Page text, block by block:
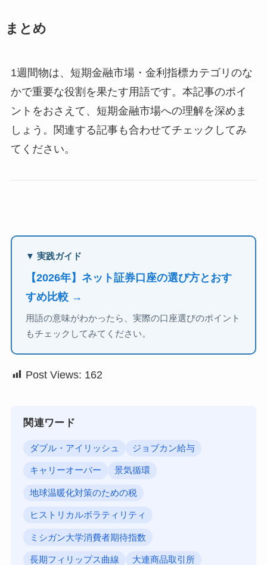
まとめ
1週間物は、短期金融市場・金利指標カテゴリのな
かで重要な役割を果たす用語です。本記事のポイ
ントをおさえて、短期金融市場への理解を深めま
しょう。関連する記事も合わせてチェックしてみ
てください。
▼ 実践ガイド
【2026年】ネット証券口座の選び方とおす
すめ比較 →
用語の意味がわかったら、実際の口座選びのポイント
もチェックしてみてください。
Post Views: 162
関連ワード
ダブル・アイリッシュ ジョブカン給与
キャリーオーバー 景気循環
地球温暖化対策のための税
ヒストリカルボラティリティ
ミシガン大学消費者期待指数
長期フィリップス曲線 大連商品取引所